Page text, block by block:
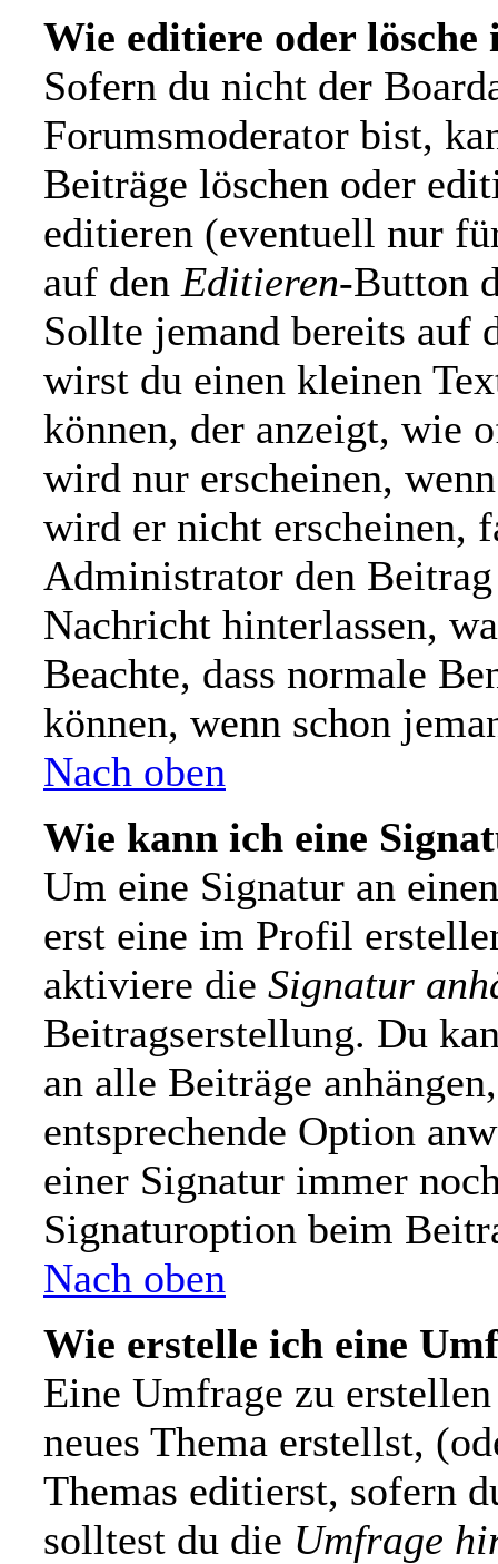
Wie editiere oder lösche
Sofern du nicht der
Forumsmoderator bist,
Beiträge löschen oder
editieren (eventuell nur
auf den Editieren-Button
Sollte jemand bereits auf
wirst du einen kleinen
können, der anzeigt, wie
wird nur erscheinen,
wird er nicht erscheinen,
Administrator den
Nachricht hinterlassen,
Beachte, dass normale
können, wenn schon
Nach oben
Wie kann ich eine
Um eine Signatur an
erst eine im Profil
aktiviere die Signatur
Beitragserstellung. Du
an alle Beiträge
entsprechende Option
einer Signatur immer
Signaturoption beim
Nach oben
Wie erstelle ich eine
Eine Umfrage zu
neues Thema erstellst,
Themas editierst, sofern
solltest du die Umfrage